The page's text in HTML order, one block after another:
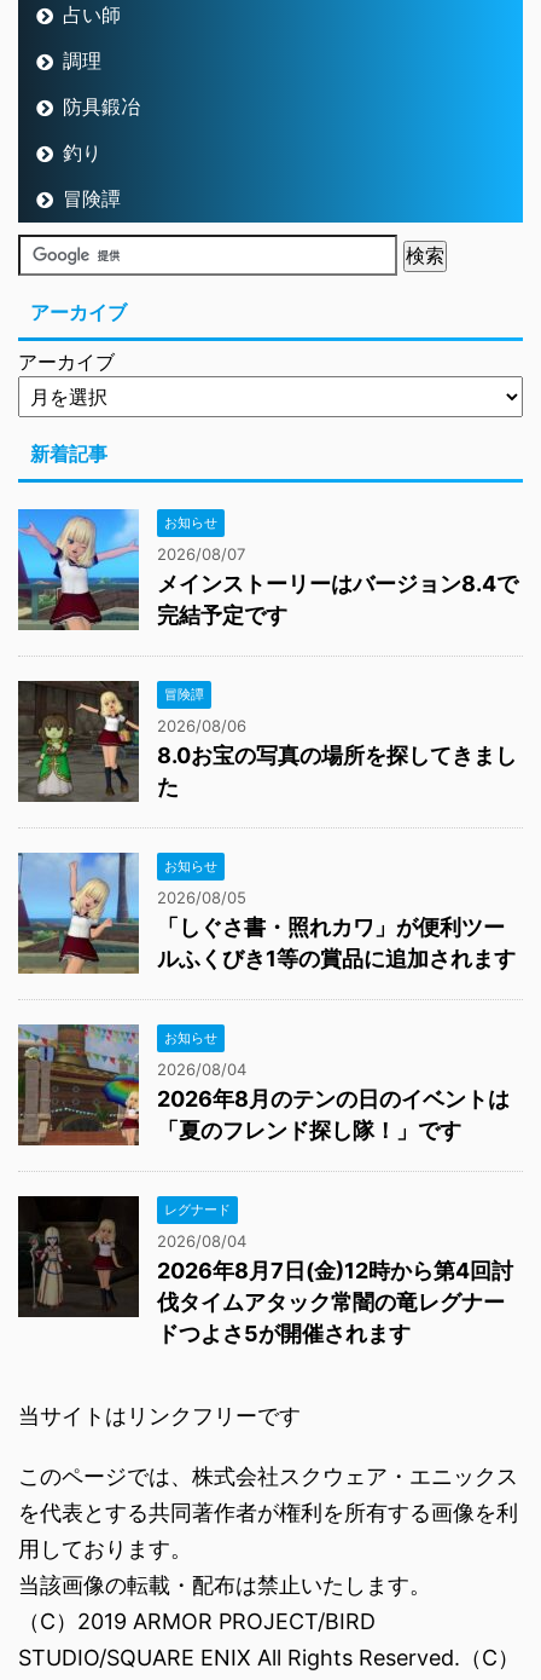
占い師
調理
防具鍛冶
釣り
冒険譚
アーカイブ
アーカイブ
新着記事
お知らせ
2026/08/07
メインストーリーはバージョン8.4で
完結予定です
冒険譚
2026/08/06
8.0お宝の写真の場所を探してきまし
た
お知らせ
2026/08/05
「しぐさ書・照れカワ」が便利ツー
ルふくびき1等の賞品に追加されます
お知らせ
2026/08/04
2026年8月のテンの日のイベントは
「夏のフレンド探し隊！」です
レグナード
2026/08/04
2026年8月7日(金)12時から第4回討
伐タイムアタック常闇の竜レグナー
ドつよさ5が開催されます
当サイトはリンクフリーです
このページでは、株式会社スクウェア・エニックス
を代表とする共同著作者が権利を所有する画像を利
用しております。
当該画像の転載・配布は禁止いたします。
（C）2019 ARMOR PROJECT/BIRD
STUDIO/SQUARE ENIX All Rights Reserved.（C）